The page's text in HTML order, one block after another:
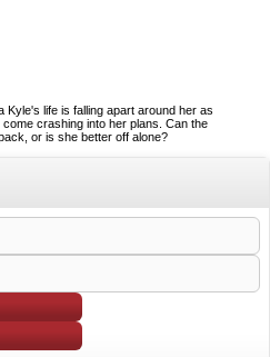
Kyle's life is falling apart around her as
crashing into her plans. Can the
or is she better off alone?